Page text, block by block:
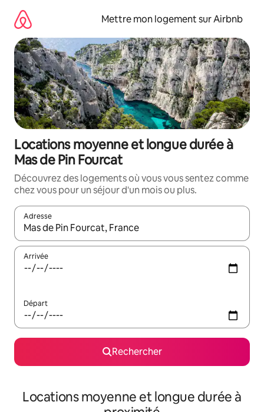
directement
contenu
Mettre mon logement sur Airbnb
Locations moyenne et longue durée à
Mas de Pin Fourcat
Découvrez des logements où vous vous sentez comme
chez vous pour un séjour d'un mois ou plus.
Adresse
Lorsque les résultats s'affichent, utilisez les flèches vers le
Arrivée
Départ
Rechercher
Locations moyenne et longue durée à